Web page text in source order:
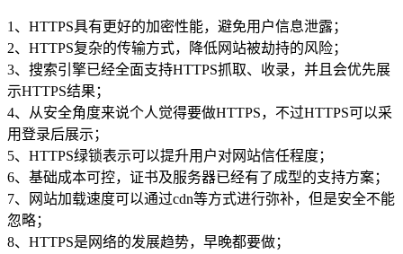
1、HTTPS具有更好的加密性能，避免用户信息泄露；
2、HTTPS复杂的传输方式，降低网站被劫持的风险；
3、搜索引擎已经全面支持HTTPS抓取、收录，并且会优先展
示HTTPS结果；
4、从安全角度来说个人觉得要做HTTPS，不过HTTPS可以采
用登录后展示；
5、HTTPS绿锁表示可以提升用户对网站信任程度；
6、基础成本可控，证书及服务器已经有了成型的支持方案；
7、网站加载速度可以通过cdn等方式进行弥补，但是安全不能
忽略；
8、HTTPS是网络的发展趋势，早晚都要做；